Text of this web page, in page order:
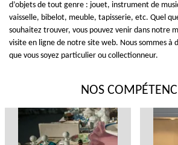
d’objets de tout genre : jouet, instrument de
vaisselle, bibelot, meuble, tapisserie, etc. Quel
souhaitez trouver, vous pouvez venir dans notre
visite en ligne de notre site web. Nous sommes à
que vous soyez particulier ou collectionneur.
NOS